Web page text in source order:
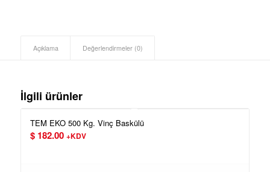
Açıklama Değerlendirmeler (0)
İlgili ürünler
TEM EKO 500 Kg. Vinç Baskülü
$182.00 +KDV